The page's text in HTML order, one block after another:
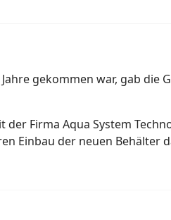
gekommen war, gab die
Firma Aqua System
Einbau der neuen Behälter